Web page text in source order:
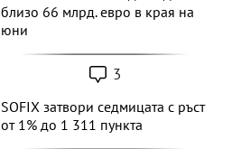
близо 66 млрд. евро в края на
юни
3
SOFIX затвори седмицата с ръст
от 1% до 1 311 пункта